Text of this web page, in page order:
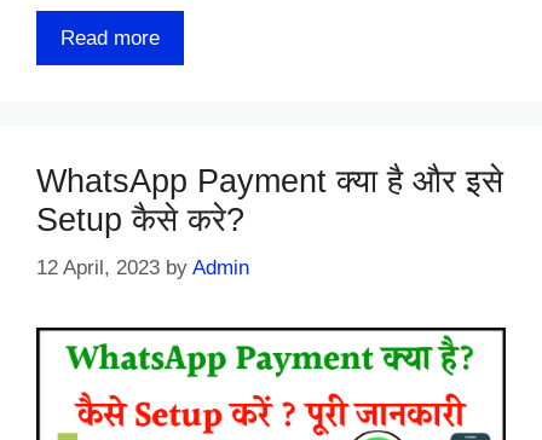
Read more
WhatsApp Payment क्या है और इसे
Setup कैसे करे?
12 April, 2023 by Admin